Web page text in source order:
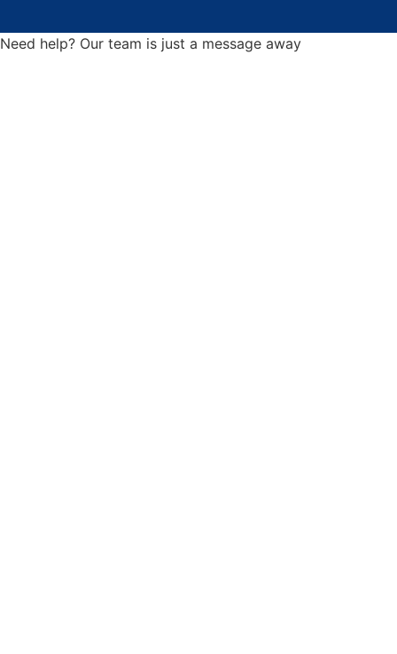
Need help? Our team is just a message away